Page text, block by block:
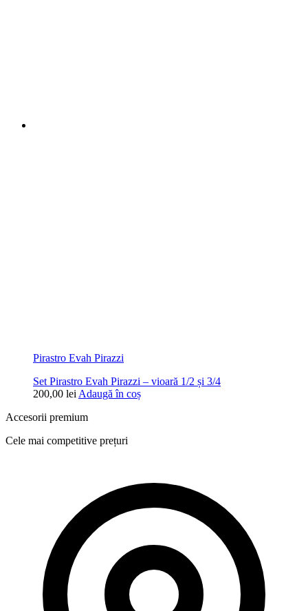
Pirastro Evah Pirazzi
Set Pirastro Evah Pirazzi – vioară 1/2 și 3/4
200,00 lei Adaugă în coș
Accesorii premium
Cele mai competitive prețuri